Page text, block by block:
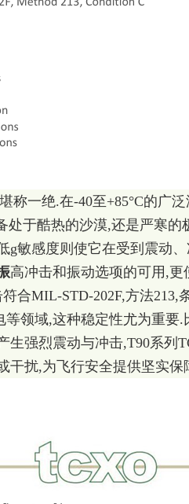
称一绝.在-40至+85°C的广
处于酷热的沙漠,还是严寒
g敏感度则使它在受到震动
高冲击和振动选项的可用,
合MIL-STD-202F,方法
领域,这种稳定性尤为重要
生强烈震动与冲击,T90系列
干扰,为飞行安全提供坚实保